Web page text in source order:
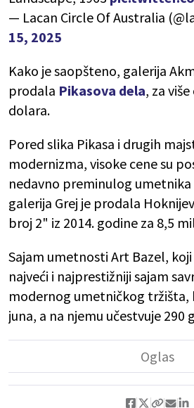
— Lacan Circle Of Australia
15, 2025
Kako je saopšteno, galerija
prodala Pikasova dela, za
dolara.
Pored slika Pikasa i drugih
modernizma, visoke cene su
nedavno preminulog umetnika
galerija Grej je prodala
broj 2" iz 2014. godine za 8,5
Sajam umetnosti Art Bazel,
najveći i najprestižniji sajam
modernog umetničkog tržišta,
juna, a na njemu učestvuje 290